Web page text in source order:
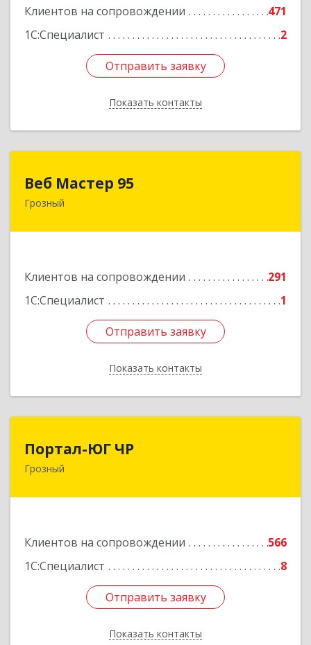
Клиентов на сопровождении
471
1С:Специалист
2
Отправить заявку
Показать контакты
Отправить заявку
Назад
Веб Мастер 95
Грозный
Клиентов на сопровождении
291
1С:Специалист
1
Отправить заявку
Показать контакты
Подробнее
Отправить заявку
Назад
Портал-ЮГ ЧР
Грозный
Клиентов на сопровождении
566
1С:Специалист
8
Отправить заявку
Показать контакты
364906, Чеченская Респ, Грозный г, Путина пр-
Отправить заявку
Назад